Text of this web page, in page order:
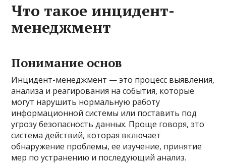
Что такое инцидент-
менеджмент
Понимание основ
Инцидент-менеджмент — это процесс выявления,
анализа и реагирования на события, которые
могут нарушить нормальную работу
информационной системы или поставить под
угрозу безопасность данных. Проще говоря, это
система действий, которая включает
обнаружение проблемы, ее изучение, принятие
мер по устранению и последующий анализ.